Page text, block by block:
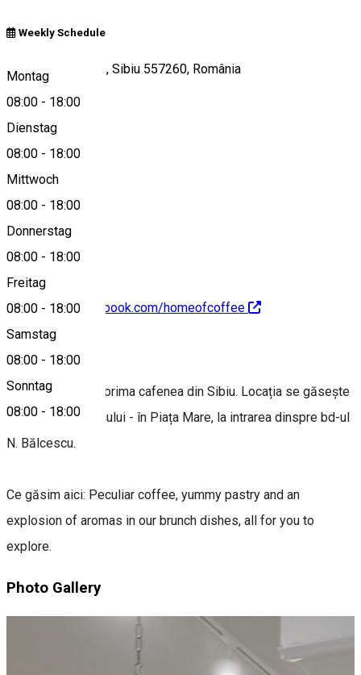
Weekly Schedule
Montag
08:00 - 18:00
Dienstag
08:00 - 18:00
Mittwoch
08:00 - 18:00
Donnerstag
08:00 - 18:00
Freitag
08:00 - 18:00
Samstag
08:00 - 18:00
Sonntag
08:00 - 18:00
Strada Arhivelor 2, Sibiu 557260, România
View on map
https://www.facebook.com/homeofcoffee
About
Meron a deschis prima cafenea din Sibiu. Locația se găsește
chiar în inima orașului - în Piața Mare, la intrarea dinspre bd-ul
N. Bălcescu.
Ce găsim aici: Peculiar coffee, yummy pastry and an
explosion of aromas in our brunch dishes, all for you to
explore.
Photo Gallery